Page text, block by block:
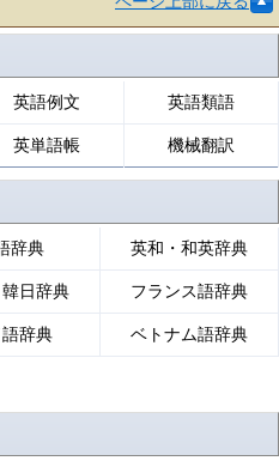
英語例文 英語類語
英単語帳 機械翻訳
辞典 英和・和英辞典
日辞典 フランス語辞典
語辞典 ベトナム語辞典